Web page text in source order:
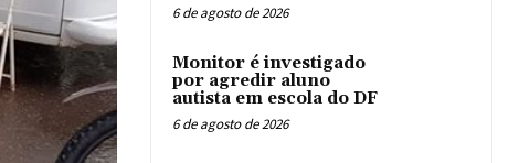
6 de agosto de 2026
Monitor é investigado
por agredir aluno
autista em escola do DF
6 de agosto de 2026